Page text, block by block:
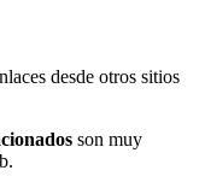
desde otros sitios
son muy